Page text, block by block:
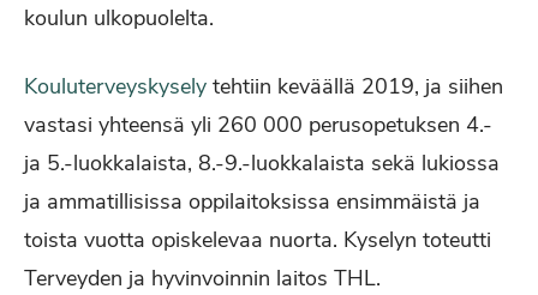
koulun ulkopuolelta.
Kouluterveyskysely tehtiin keväällä 2019, ja siihen
vastasi yhteensä yli 260 000 perusopetuksen 4.-
ja 5.-luokkalaista, 8.-9.-luokkalaista sekä lukiossa
ja ammatillisissa oppilaitoksissa ensimmäistä ja
toista vuotta opiskelevaa nuorta. Kyselyn toteutti
Terveyden ja hyvinvoinnin laitos THL.